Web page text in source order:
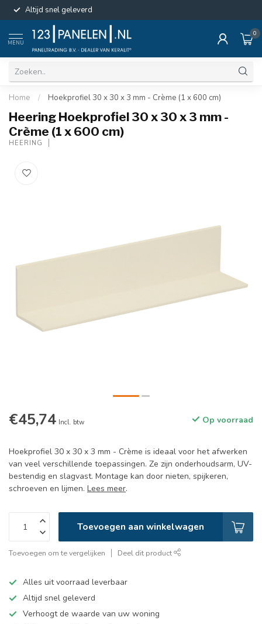
Altijd snel geleverd
MENU
0
Home / Hoekprofiel 30 x 30 x 3 mm - Crème (1 x 600 cm)
Heering Hoekprofiel 30 x 30 x 3 mm -
Crème (1 x 600 cm)
HEERING
€45,74 Incl. btw Op voorraad
Hoekprofiel 30 x 30 x 3 mm - Crème is ideaal voor het afwerken
van veel verschillende toepassingen. Ze zijn onderhoudsarm, UV-
bestendig en slagvast. Montage kan door nieten, spijkeren,
schroeven en lijmen. Lees meer.
Toevoegen aan winkelwagen
Toevoegen om te vergelijken Deel dit product
Alles uit voorraad leverbaar
Altijd snel geleverd
Verhoogt de waarde van uw woning